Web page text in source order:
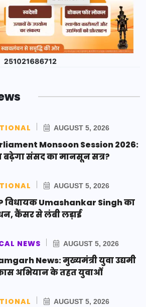
AUGUST 5, 2026
Monsoon Session 2026:
बढ़ेगा संसद का मानसून सत्र?
AUGUST 5, 2026
विधायक Umashankar Singh का
कैंसर से लंबी लड़ाई
NEWS AUGUST 5, 2026
News: मुख्यमंत्री युवा उद्यमी
अभियान के तहत युवाओं
AUGUST 5, 2026